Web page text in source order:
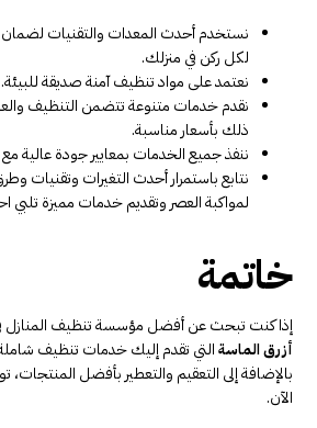
نستخدم أحدث المعدات والتقنيات
لكل ركن في منزلك.
نعتمد على مواد تنظيف آمنة صديقة للبيئة.
نقدم خدمات متنوعة تتضمن التنظيف
ذلك بأسعار مناسبة.
ننفذ جميع الخدمات بمعايير جودة عالية
نتابع باستمرار أحدث التغيرات وتقنيات
لمواكبة العصر وتقديم خدمات مميزة تلبي
خاتمة
إذا كنت تبحث عن أفضل مؤسسة تنظيف المنازل
أزرق الماسةالتي تقدم إليك خدمات تنظيف شاملة
بالإضافة إلى التعقيم والتعطير بأفضل
الآن.